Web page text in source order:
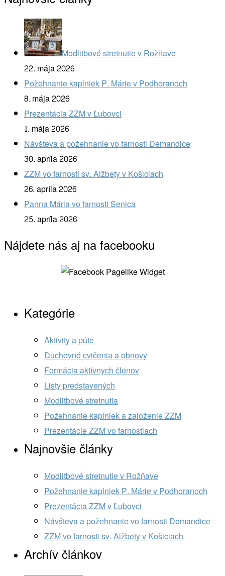
Modlitbové stretnutie v Rožňave
22. mája 2026
Požehnanie kaplniek P. Márie v Podhoranoch
8. mája 2026
Prezentácia ZZM v Ľubovci
1. mája 2026
Návšteva a požehnanie vo farnosti Demandice
30. apríla 2026
ZZM vo farnosti sv. Alžbety v Košiciach
26. apríla 2026
Panna Mária vo farnosti Senica
25. apríla 2026
Nájdete nás aj na facebooku
Kategórie
Aktivity a púte
Duchovné cvičenia a obnovy
Formácia aktívnych členov
Listy predstavených
Modlitbové stretnutia
Požehnanie kaplniek a založenie ZZM
Prezentácie ZZM vo farnostiach
Najnovšie články
Modlitbové stretnutie v Rožňave
Požehnanie kaplniek P. Márie v Podhoranoch
Prezentácia ZZM v Ľubovci
Návšteva a požehnanie vo farnosti Demandice
ZZM vo farnosti sv. Alžbety v Košiciach
Archív článkov